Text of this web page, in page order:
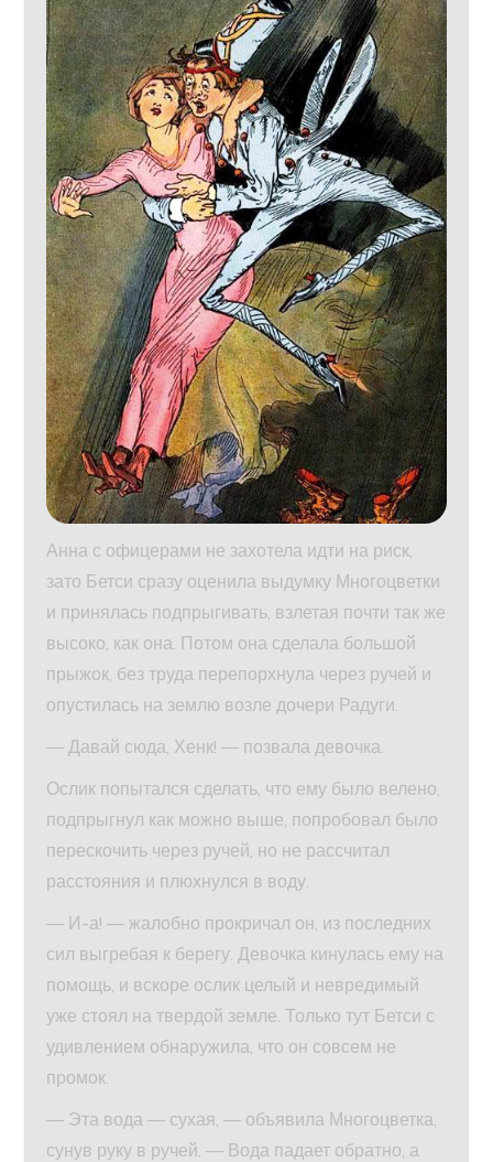
Анна с офицерами не захотела идти на риск,
зато Бетси сразу оценила выдумку Многоцветки
и принялась подпрыгивать, взлетая почти так же
высоко, как она. Потом она сделала большой
прыжок, без труда перепорхнула через ручей и
опустилась на землю возле дочери Радуги.
— Давай сюда, Хенк! — позвала девочка.
Ослик попытался сделать, что ему было велено,
подпрыгнул как можно выше, попробовал было
перескочить через ручей, но не рассчитал
расстояния и плюхнулся в воду.
— И-а! — жалобно прокричал он, из последних
сил выгребая к берегу. Девочка кинулась ему на
помощь, и вскоре ослик целый и невредимый
уже стоял на твердой земле. Только тут Бетси с
удивлением обнаружила, что он совсем не
промок.
— Эта вода — сухая, — объявила Многоцветка,
сунув руку в ручей. — Вода падает обратно, а